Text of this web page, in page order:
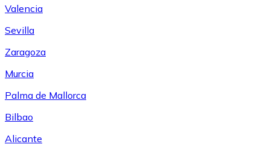
Valencia
Sevilla
Zaragoza
Murcia
Palma de Mallorca
Bilbao
Alicante